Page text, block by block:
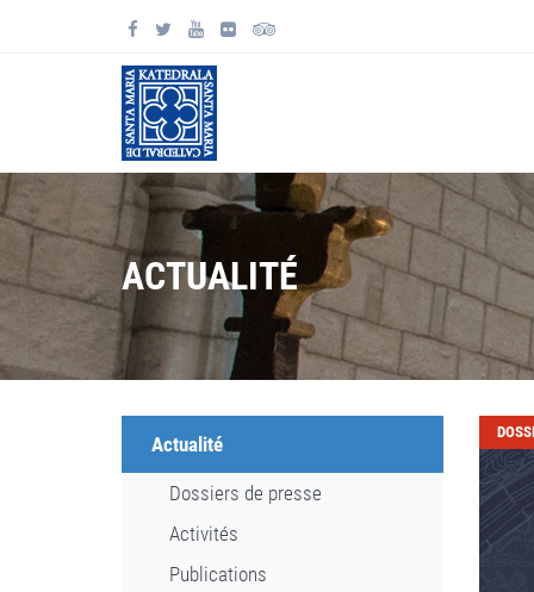
ACTUALITÉ
Actualité
Dossiers de presse
Activités
Publications